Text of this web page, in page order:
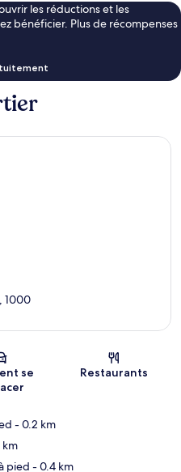
les réductions et les
bénéficier. Plus de récompenses
1000
se
Restaurants
- 0.2 km
km
pied - 0.4 km